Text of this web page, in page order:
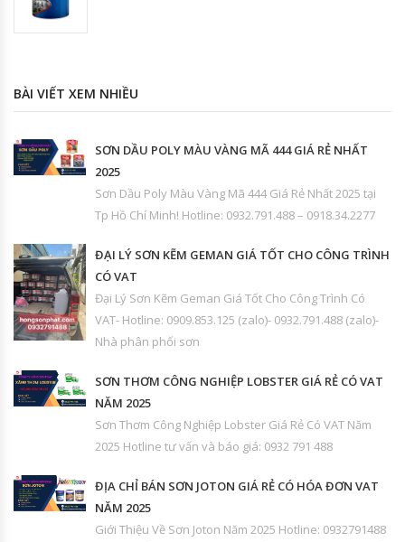
BÀI VIẾT XEM NHIỀU
SƠN DẦU POLY MÀU VÀNG MÃ 444 GIÁ RẺ NHẤT
2025
Sơn Dầu Poly Màu Vàng Mã 444 Giá Rẻ Nhất 2025 tại
Tp Hồ Chí Minh! Hotline: 0932.791.488 – 0918.34.2277
ĐẠI LÝ SƠN KẼM GEMAN GIÁ TỐT CHO CÔNG TRÌNH
CÓ VAT
Đại Lý Sơn Kẽm Geman Giá Tốt Cho Công Trình Có
VAT- Hotline: 0909.853.125 (zalo)- 0932.791.488 (zalo)-
Nhà phân phối sơn
SƠN THƠM CÔNG NGHIỆP LOBSTER GIÁ RẺ CÓ VAT
NĂM 2025
Sơn Thơm Công Nghiệp Lobster Giá Rẻ Có VAT Năm
2025 Hotline tư vấn và báo giá: 0932 791 488
ĐỊA CHỈ BÁN SƠN JOTON GIÁ RẺ CÓ HÓA ĐƠN VAT
NĂM 2025
Giới Thiệu Về Sơn Joton Năm 2025 Hotline: 0932791488